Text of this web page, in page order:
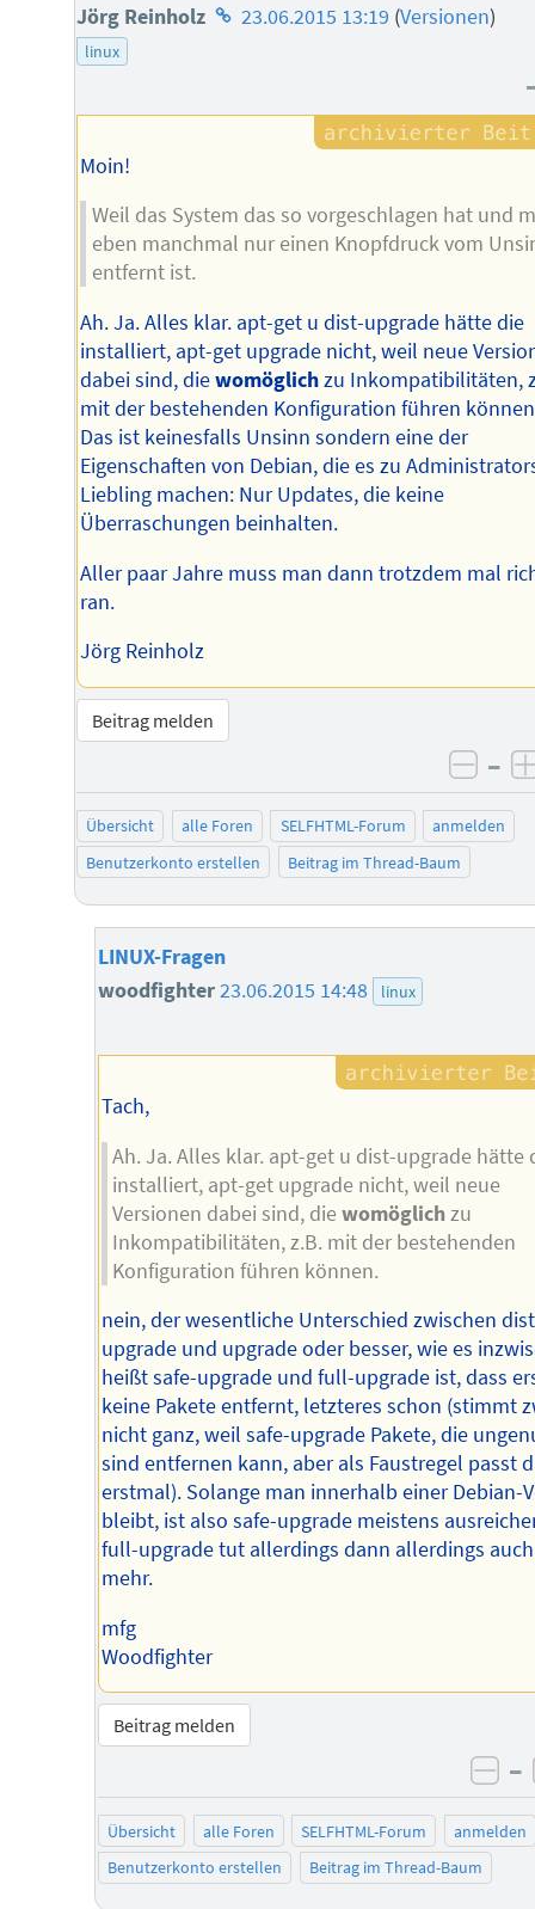
Jörg Reinholz Homepage
23.06.2015 13:19 (Versionen)
linux
Moin!
Weil das System das so vorgeschlagen hat und
eben manchmal nur einen Knopfdruck vom
entfernt ist.
Ah. Ja. Alles klar. apt-get u dist-upgrade hätte die
installiert, apt-get upgrade nicht, weil neue
dabei sind, diewomöglichzu Inkompatibilitäten,
mit der bestehenden Konfiguration führen
Das ist keinesfalls Unsinn sondern eine der
Eigenschaften von Debian, die es zu
Liebling machen: Nur Updates, die keine
Überraschungen beinhalten.
Aller paar Jahre muss man dann trotzdem mal
ran.
Jörg Reinholz
Beitrag melden
–
Übersicht alle Foren SELFHTML-Forum
anmelden
Benutzerkonto erstellen
Beitrag im Thread-Baum
LINUX-Fragen
woodfighter23.06.2015 14:48 linux
Tach,
Ah. Ja. Alles klar. apt-get u dist-upgrade hätte
installiert, apt-get upgrade nicht, weil neue
Versionen dabei sind, diewomöglichzu
Inkompatibilitäten, z.B. mit der bestehenden
Konfiguration führen können.
nein, der wesentliche Unterschied zwischen
upgrade und upgrade oder besser, wie es
heißt safe-upgrade und full-upgrade ist, dass
keine Pakete entfernt, letzteres schon (stimmt
nicht ganz, weil safe-upgrade Pakete, die
sind entfernen kann, aber als Faustregel passt
erstmal). Solange man innerhalb einer Debian-
bleibt, ist also safe-upgrade meistens
full-upgrade tut allerdings dann allerdings
mehr.
mfg
Woodfighter
Beitrag melden
–
Übersicht alle Foren SELFHTML-Forum
anmelden
Benutzerkonto erstellen
Beitrag im Thread-Baum